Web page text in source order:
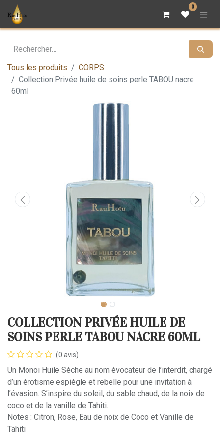
0
Tous les produits
CORPS
Collection Privée huile de soins perle TABOU nacre
60ml
COLLECTION PRIVÉE HUILE DE
SOINS PERLE TABOU NACRE 60ML
(0 avis)
Un Monoi Huile Sèche au nom évocateur de l’interdit, chargé
d’un érotisme espiègle et rebelle pour une invitation à
l’évasion. S’inspire du soleil, du sable chaud, de la noix de
coco et de la vanille de Tahiti.
Notes : Citron, Rose, Eau de noix de Coco et Vanille de
Tahiti